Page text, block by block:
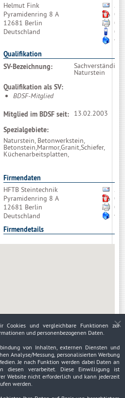
Helmut Fink
Pyramidenring 8 A
12681 Berlin
Deutschland
Qualifikation
SV-Bezeichnung:
Naturstein
Qualifikation als SV:
BDSF-Mitglied
Mitglied im BDSF seit:
13.02.2003
Spezialgebiete:
Naturstein, Betonwerkstein,
Betonstein,Marmor,Granit,Schiefer,
Küchenarbeitsplatten,
Firmendaten
HFTB Steintechnik
Pyramidenring 8 A
12681 Berlin
Deutschland
Firmendetails
Cookies und vergleichbare Funktionen zur
und personenbezogenen Daten.
von Inhalten, externen Diensten und
Analyse/Messung, personalisierten Werbung
Je nach Funktion werden dabei Daten an
diesen verarbeitet. Diese Einwilligung ist
Website nicht erforderlich und kann jederzeit
werden.